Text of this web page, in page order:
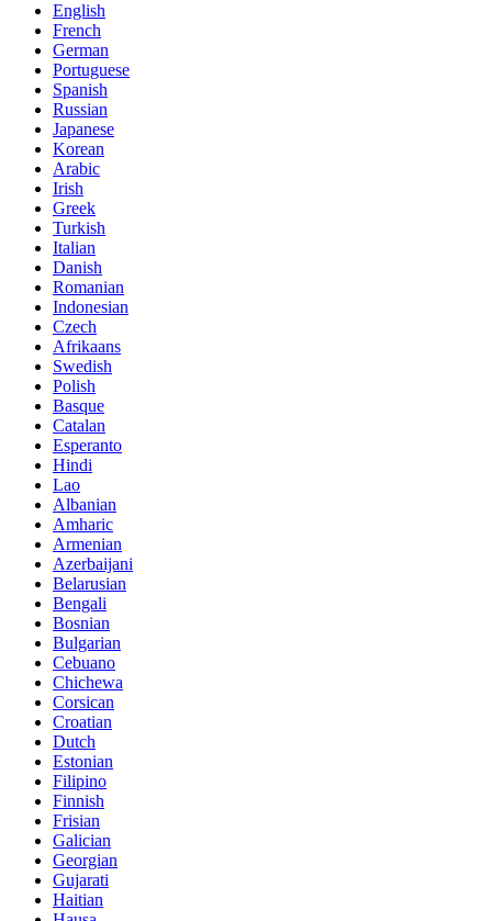
English
French
German
Portuguese
Spanish
Russian
Japanese
Korean
Arabic
Irish
Greek
Turkish
Italian
Danish
Romanian
Indonesian
Czech
Afrikaans
Swedish
Polish
Basque
Catalan
Esperanto
Hindi
Lao
Albanian
Amharic
Armenian
Azerbaijani
Belarusian
Bengali
Bosnian
Bulgarian
Cebuano
Chichewa
Corsican
Croatian
Dutch
Estonian
Filipino
Finnish
Frisian
Galician
Georgian
Gujarati
Haitian